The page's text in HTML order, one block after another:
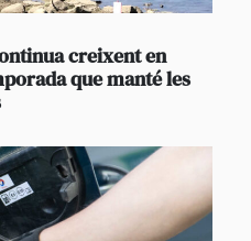
creixent en
que manté les